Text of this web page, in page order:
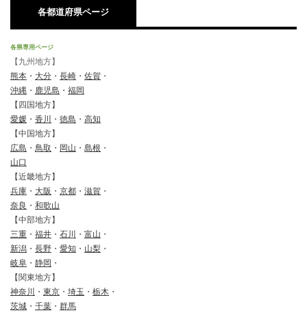
各都道府県ページ
各県専用ページ
【九州地方】
熊本 ・ 大分 ・ 長崎 ・ 佐賀 ・
沖縄 ・ 鹿児島 ・ 福岡
【四国地方】
愛媛 ・ 香川 ・ 徳島 ・ 高知
【中国地方】
広島 ・ 鳥取 ・ 岡山 ・ 島根 ・
山口
【近畿地方】
兵庫 ・ 大阪 ・ 京都 ・ 滋賀 ・
奈良 ・ 和歌山
【中部地方】
三重 ・ 福井 ・ 石川 ・ 富山 ・
新潟 ・ 長野 ・ 愛知 ・ 山梨 ・
岐阜 ・ 静岡 ・
【関東地方】
神奈川
・ 東京 ・ 埼玉 ・ 栃木 ・
茨城 ・ 千葉 ・ 群馬